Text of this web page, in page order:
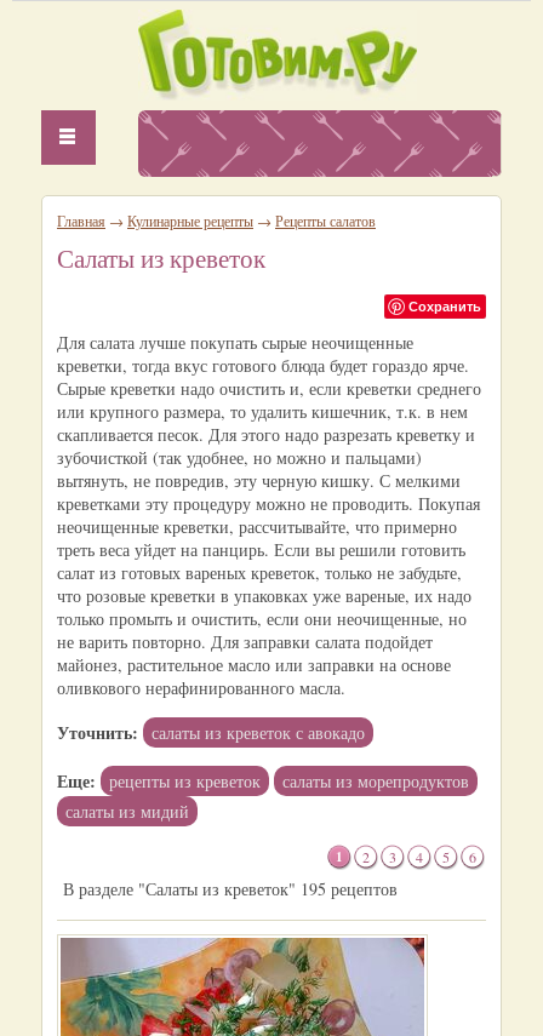
Главная → Кулинарные рецепты → Рецепты салатов
Салаты из креветок
Сохранить
Для салата лучше покупать сырые неочищенные
креветки, тогда вкус готового блюда будет гораздо ярче.
Сырые креветки надо очистить и, если креветки среднего
или крупного размера, то удалить кишечник, т.к. в нем
скапливается песок. Для этого надо разрезать креветку и
зубочисткой (так удобнее, но можно и пальцами)
вытянуть, не повредив, эту черную кишку. С мелкими
креветками эту процедуру можно не проводить. Покупая
неочищенные креветки, рассчитывайте, что примерно
треть веса уйдет на панцирь. Если вы решили готовить
салат из готовых вареных креветок, только не забудьте,
что розовые креветки в упаковках уже вареные, их надо
только промыть и очистить, если они неочищенные, но
не варить повторно. Для заправки салата подойдет
майонез, растительное масло или заправки на основе
оливкового нерафинированного масла.
Уточнить: салаты из креветок с авокадо
Еще: рецепты из креветок
салаты из морепродуктов
салаты из мидий
1 2 3 4 5 6
В разделе "Салаты из креветок" 195 рецептов